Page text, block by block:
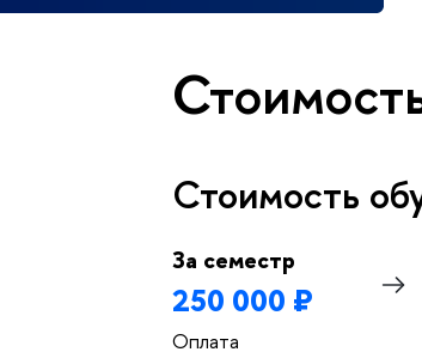
Стоимость
За семестр
250 000 ₽
Оплата